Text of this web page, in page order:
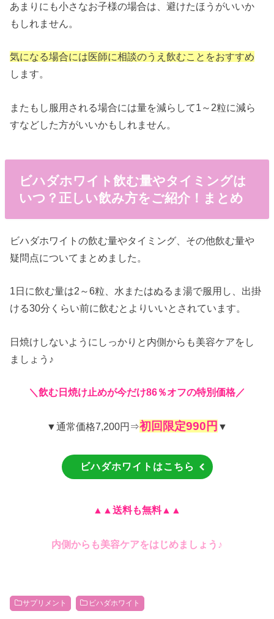
あまりにも小さなお子様の場合は、避けたほうがいいか
もしれません。
気になる場合には医師に相談のうえ飲むことをおすすめ
します。
またもし服用される場合には量を減らして1～2粒に減ら
すなどした方がいいかもしれません。
ビハダホワイト飲む量やタイミングは
いつ？正しい飲み方をご紹介！まとめ
ビハダホワイトの飲む量やタイミング、その他飲む量や
疑問点についてまとめました。
1日に飲む量は2～6粒、水またはぬるま湯で服用し、出掛
ける30分くらい前に飲むとよりいいとされています。
日焼けしないようにしっかりと内側からも美容ケアをし
ましょう♪
＼飲む日焼け止めが今だけ86％オフの特別価格／
▼通常価格7,200円⇒初回限定990円 ▼
ビハダホワイトはこちら
▲▲送料も無料▲▲
内側からも美容ケアをはじめましょう ♪
サプリメント ビハダホワイト